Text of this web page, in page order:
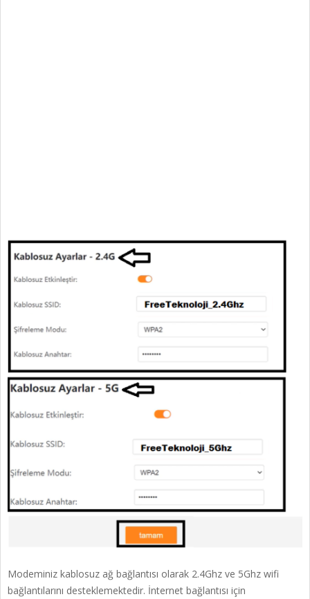
Modeminiz kablosuz ağ bağlantısı olarak 2.4Ghz ve 5Ghz wifi
bağlantılarını desteklemektedir. İnternet bağlantısı için